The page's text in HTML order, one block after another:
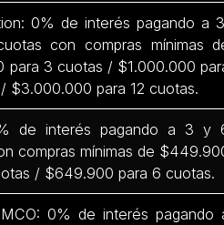
0% de interés pagando a
con compras mínimas
para 3 cuotas / $1.000.000
$3.000.000 para 12 cuotas.
de interés pagando a 3 y
compras mínimas de
/ $649.900 para 6 cuotas.
0% de interés pagando